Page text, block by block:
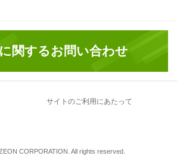
関するお問い合わせ
サイトのご利用にあたって
CORPORATION. All rights reserved.